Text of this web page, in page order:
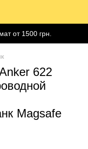
от 1500 грн.
622
Magsafe